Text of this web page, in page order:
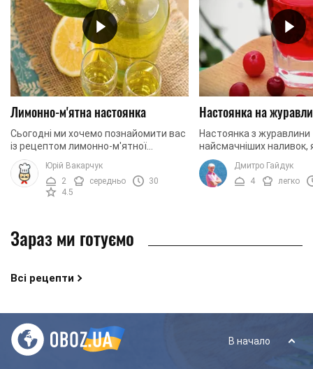
Лимонно-м'ятна настоянка
Сьогодні ми хочемо познайомити вас
із рецептом лимонно-м'ятної
настоянки. Рецепт простий і дуже
доступний. Вам знадобиться горілка,
лимони, трохи ...
Юрій Вакарчук
2
середньо
30
4.5
Настоянка на
Настоянка з журавлини
найсмачніших наливок,
любителі
Для того, щоб
настоянку, вам ...
Дмитро Гайдук
4
легко
Зараз ми готуємо
Всі рецепти
В начало